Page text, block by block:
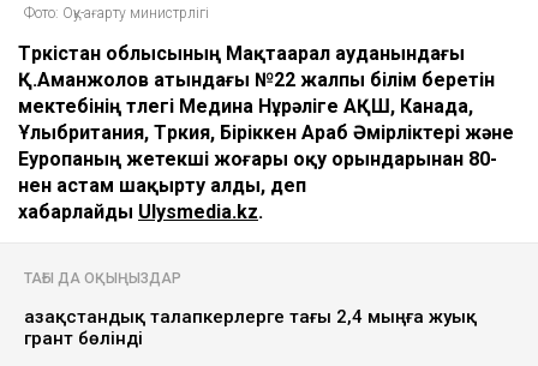
Фото: Оқу-ағарту министрлігі
Түркістан облысының Мақтаарал ауданындағы
Қ.Аманжолов атындағы №22 жалпы білім беретін
мектебінің түлегі Медина Нұрәліге АҚШ, Канада,
Ұлыбритания, Түркия, Біріккен Араб Әмірліктері және
Еуропаның жетекші жоғары оқу орындарынан 80-
нен астам шақырту алды, деп
хабарлайды Ulysmedia.kz.
ТАҒЫ ДА ОҚЫҢЫЗДАР
Қазақстандық талапкерлерге тағы 2,4 мыңға жуық
грант бөлінді